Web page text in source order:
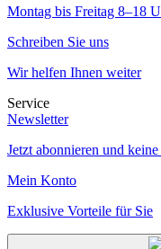
Montag bis Freitag 8–18
Schreiben Sie uns
Wir helfen Ihnen weiter
Service
Newsletter
Jetzt abonnieren und
Mein Konto
Exklusive Vorteile für Sie